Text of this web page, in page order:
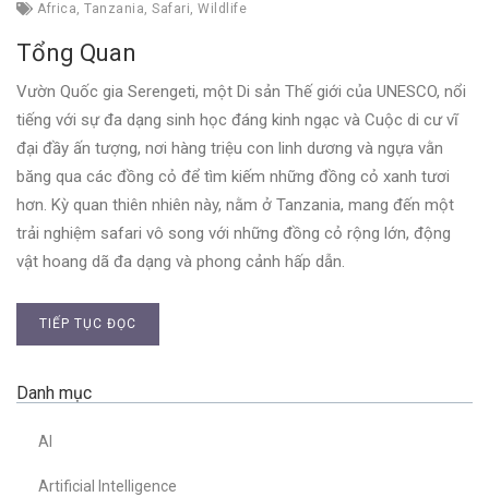
Africa, Tanzania, Safari, Wildlife
Tổng Quan
Vườn Quốc gia Serengeti, một Di sản Thế giới của UNESCO, nổi
tiếng với sự đa dạng sinh học đáng kinh ngạc và Cuộc di cư vĩ
đại đầy ấn tượng, nơi hàng triệu con linh dương và ngựa vằn
băng qua các đồng cỏ để tìm kiếm những đồng cỏ xanh tươi
hơn. Kỳ quan thiên nhiên này, nằm ở Tanzania, mang đến một
trải nghiệm safari vô song với những đồng cỏ rộng lớn, động
vật hoang dã đa dạng và phong cảnh hấp dẫn.
TIẾP TỤC ĐỌC
Danh mục
AI
Artificial Intelligence